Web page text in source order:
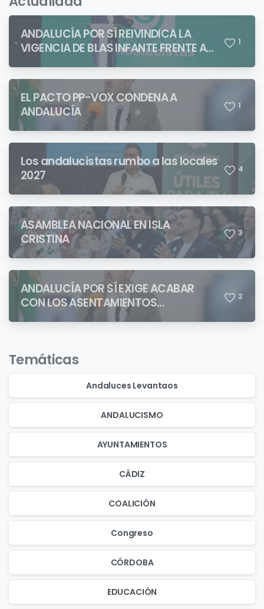
ANDALUCÍA POR SÍ REIVINDICA LA
VIGENCIA DE BLAS INFANTE FRENTE A
QUIENES PRETENDEN NEGAR LA
IDENTIDAD ANDALUZA
1
EL PACTO PP-VOX CONDENA A
ANDALUCÍA
1
Los andalucistas rumbo a las locales
2027
4
ASAMBLEA NACIONAL EN ISLA
CRISTINA
3
ANDALUCÍA POR SÍ EXIGE ACABAR
CON LOS ASENTAMIENTOS
CHABOLISTAS
2
Temáticas
Andaluces Levantaos
ANDALUCISMO
AYUNTAMIENTOS
CÁDIZ
COALICIÓN
Congreso
CÓRDOBA
EDUCACIÓN